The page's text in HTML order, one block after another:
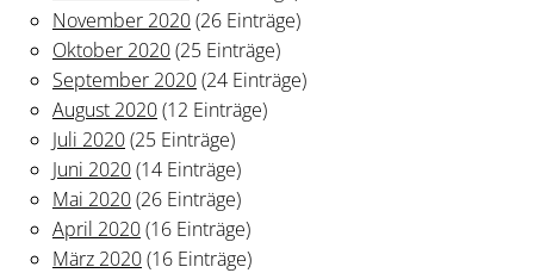
November 2020(26 Einträge)
Oktober 2020(25 Einträge)
September 2020(24 Einträge)
August 2020(12 Einträge)
Juli 2020(25 Einträge)
Juni 2020(14 Einträge)
Mai 2020(26 Einträge)
April 2020(16 Einträge)
März 2020(16 Einträge)